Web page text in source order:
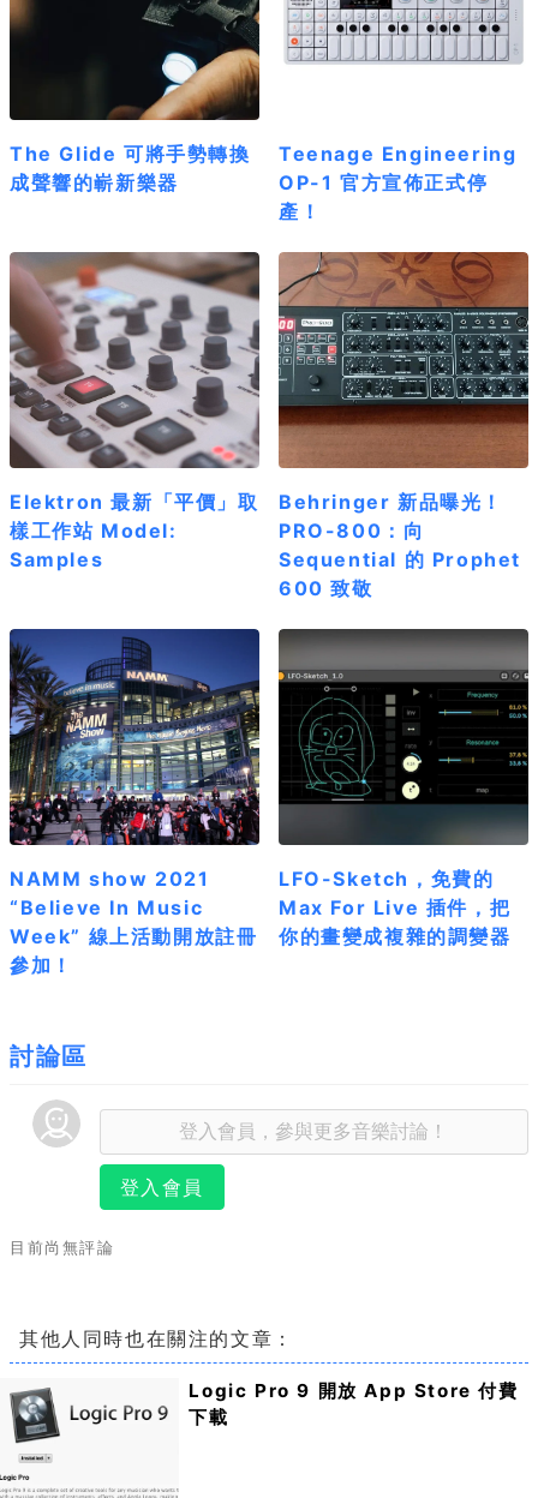
The Glide 可將手勢轉換
成聲響的嶄新樂器
Teenage Engineering
OP-1 官方宣佈正式停
產！
Elektron 最新「平價」取
樣工作站 Model:
Samples
Behringer 新品曝光！
PRO-800：向
Sequential 的 Prophet
600 致敬
NAMM show 2021
“Believe In Music
Week” 線上活動開放註冊
參加！
LFO-Sketch，免費的
Max For Live 插件，把
你的畫變成複雜的調變器
討論區
登入會員
目前尚無評論
其他人同時也在關注的文章：
Logic Pro 9 開放 App Store 付費
下載